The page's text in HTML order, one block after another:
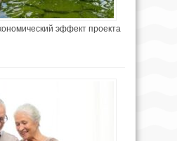
эффект проекта